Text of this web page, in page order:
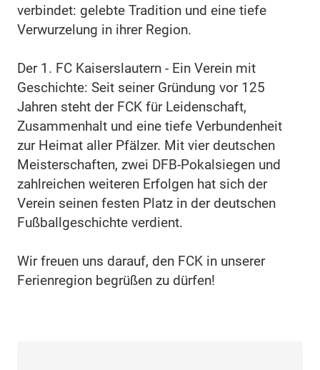
verbindet: gelebte Tradition und eine tiefe
Verwurzelung in ihrer Region.
Der 1. FC Kaiserslautern - Ein Verein mit
Geschichte: Seit seiner Gründung vor 125
Jahren steht der FCK für Leidenschaft,
Zusammenhalt und eine tiefe Verbundenheit
zur Heimat aller Pfälzer. Mit vier deutschen
Meisterschaften, zwei DFB-Pokalsiegen und
zahlreichen weiteren Erfolgen hat sich der
Verein seinen festen Platz in der deutschen
Fußballgeschichte verdient.
Wir freuen uns darauf, den FCK in unserer
Ferienregion begrüßen zu dürfen!